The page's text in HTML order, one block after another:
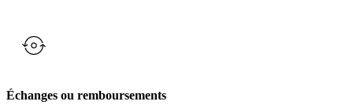
Échanges ou remboursements